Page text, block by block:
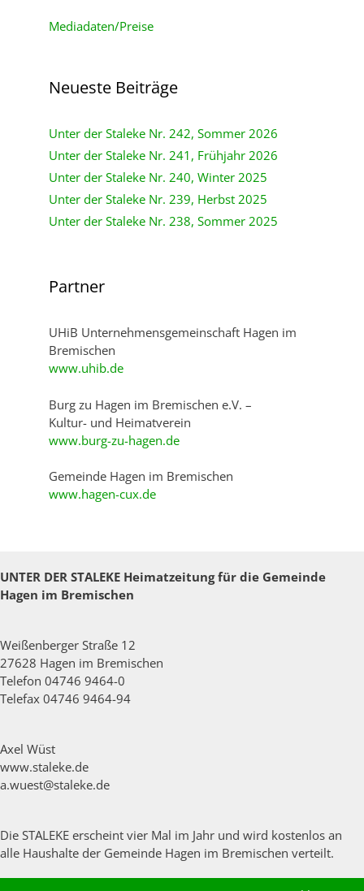
Mediadaten/Preise
Neueste Beiträge
Unter der Staleke Nr. 242, Sommer 2026
Unter der Staleke Nr. 241, Frühjahr 2026
Unter der Staleke Nr. 240, Winter 2025
Unter der Staleke Nr. 239, Herbst 2025
Unter der Staleke Nr. 238, Sommer 2025
Partner
UHiB Unternehmensgemeinschaft Hagen im
Bremischen
www.uhib.de
Burg zu Hagen im Bremischen e.V. –
Kultur- und Heimatverein
www.burg-zu-hagen.de
Gemeinde Hagen im Bremischen
www.hagen-cux.de
UNTER DER STALEKE Heimatzeitung für die Gemeinde
Hagen im Bremischen
Weißenberger Straße 12
27628 Hagen im Bremischen
Telefon 04746 9464-0
Telefax 04746 9464-94
Axel Wüst
www.staleke.de
a.wuest@staleke.de
Die STALEKE erscheint vier Mal im Jahr und wird kostenlos an
alle Haushalte der Gemeinde Hagen im Bremischen verteilt.